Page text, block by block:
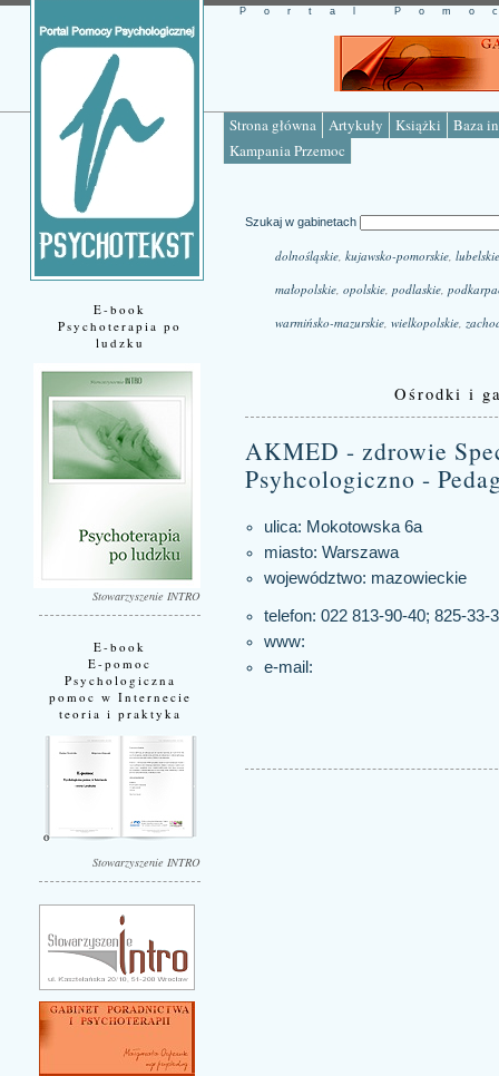
Strona główna Artykuły Książki
Baza
Kampania Przemoc
Portal
E-book
Psychoterapia po
ludzku
Stowarzyszenie INTRO
E-book
E-pomoc
Psychologiczna
pomoc w Internecie
teoria i praktyka
Stowarzyszenie INTRO
Szukaj w gabinetach
dolnośląskie, kujawsko-pomorskie, lubelskie
małopolskie, opolskie, podlaskie,
warmińsko-mazurskie, wielkopolskie,
Ośrodki i
AKMED - zdrowie
Psyhcologiczno -
ulica: Mokotowska 6a
miasto: Warszawa
województwo: mazowieckie
telefon: 022 813-90-40; 825-33-
www:
e-mail: